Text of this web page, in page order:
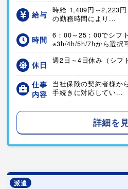
給与
時給 1,409円～2,223
の勤務時間により...
時間
6：00～25：00でシフ
※3h/4h/5h/7hから選択
休日 週2日～4日休み（シフ
仕事
内容
当社保険の契約者様か
手続きに対応してい...
詳細を
派遣